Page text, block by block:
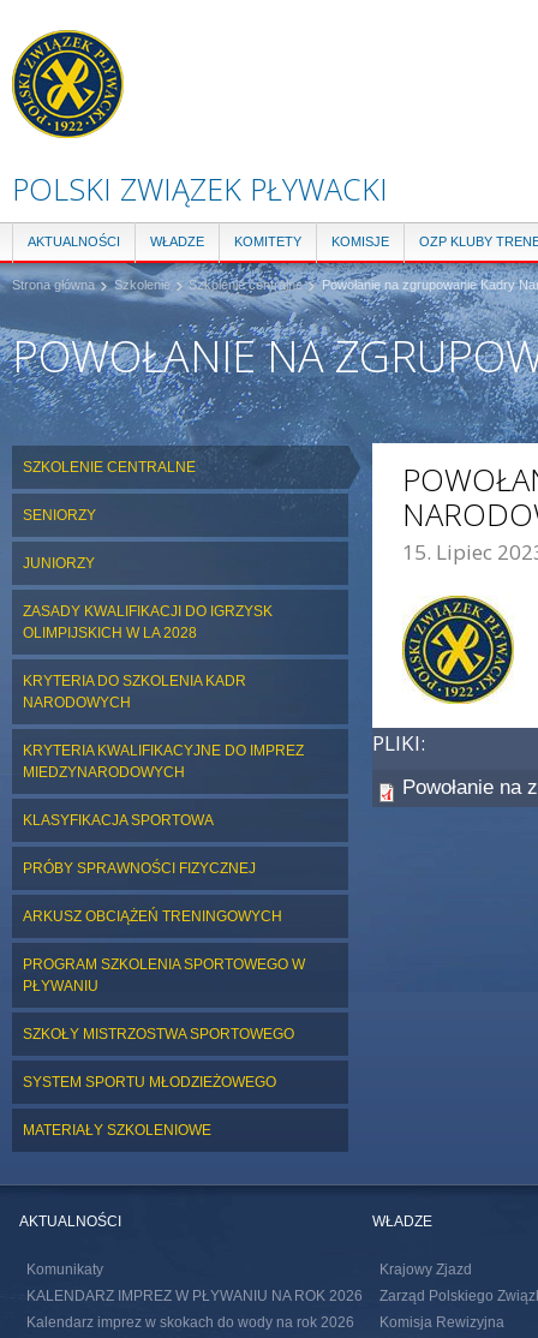
POLSKI ZWIĄZEK PŁYWACKI
AKTUALNOŚCI WŁADZE KOMITETY KOMISJE OZP KLUBY
Strona główna Szkolenie Szkolenie centralne Powołanie na zgrupowanie Kadry
POWOŁANIE NA
SZKOLENIE CENTRALNE
SENIORZY
JUNIORZY
ZASADY KWALIFIKACJI DO IGRZYSK
OLIMPIJSKICH W LA 2028
KRYTERIA DO SZKOLENIA KADR
NARODOWYCH
KRYTERIA KWALIFIKACYJNE DO IMPREZ
MIEDZYNARODOWYCH
KLASYFIKACJA SPORTOWA
PRÓBY SPRAWNOŚCI FIZYCZNEJ
ARKUSZ OBCIĄŻEŃ TRENINGOWYCH
PROGRAM SZKOLENIA SPORTOWEGO W
PŁYWANIU
SZKOŁY MISTRZOSTWA SPORTOWEGO
SYSTEM SPORTU MŁODZIEŻOWEGO
MATERIAŁY SZKOLENIOWE
15. Lipiec
ZDJĘCIE GŁÓWNE:
PLIKI:
Powołanie na
AKTUALNOŚCI
Komunikaty
KALENDARZ IMPREZ W PŁYWANIU NA ROK 2026
Kalendarz imprez w skokach do wody na rok 2026
WŁADZE
Krajowy Zjazd
Zarząd Polskiego
Komisja Rewizyjna